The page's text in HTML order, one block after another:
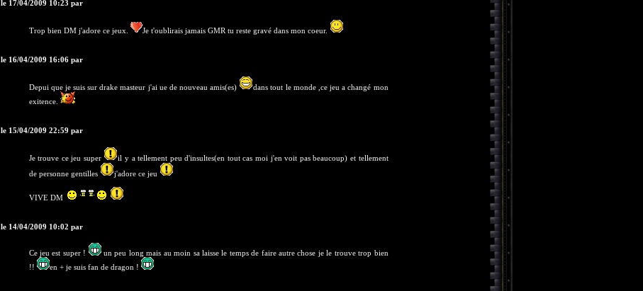
le 17/04/2009 10:23 par
Trop bien DM j'adore ce jeux. Je t'oublirais jamais GMR tu reste gravé dans mon coeur.
le 16/04/2009 16:06 par
Depui que je suis sur drake masteur j'ai ue de nouveau amis(es)
dans tout le monde ,ce jeu a changé mon
exitence.
le 15/04/2009 22:59 par
Je trouve ce jeu super
il y a tellement peu d'insultes(en tout cas moi j'en voit pas beaucoup) et tellement
de personne gentilles
j'adore ce jeu
VIVE DM
le 14/04/2009 10:02 par
Ce jeu est super !
un peu long mais au moin sa laisse le temps de faire autre chose je le trouve trop bien
!!
en + je suis fan de dragon !